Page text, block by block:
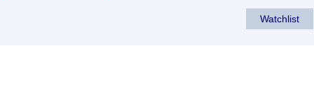
Watchlist